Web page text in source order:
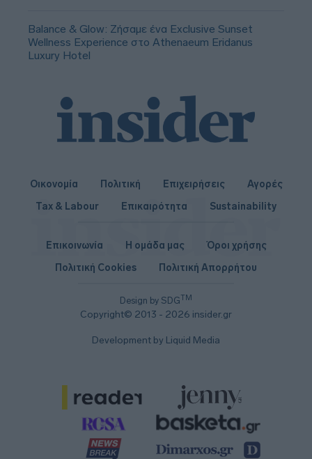
Balance & Glow: Ζήσαμε ένα Exclusive Sunset
Wellness Experience στο Athenaeum Eridanus
Luxury Hotel
Οικονομία Πολιτική Επιχειρήσεις
Αγορές
Tax & Labour
Επικαιρότητα Sustainability
Design by SDGTM
Copyright© 2013 - 2026 insider.gr
Επικοινωνία Η ομάδα μας
Όροι χρήσης
Πολιτική Cookies
Πολιτική Απορρήτου
Development by Liquid Media